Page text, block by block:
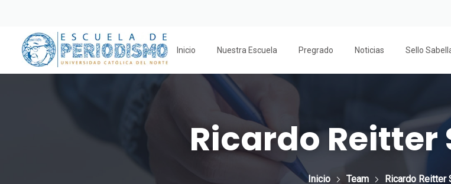
Inicio Nuestra Escuela Pregrado Noticias Sello
Ricardo
Inicio Team Ricardo Reitter